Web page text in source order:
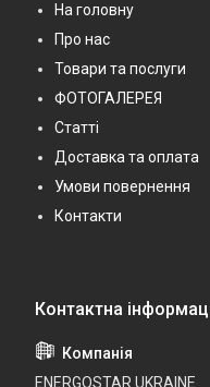
На головну
Про нас
Товари та послуги
ФОТОГАЛЕРЕЯ
Статті
Доставка та оплата
Умови повернення
Контакти
ENERGOSTAR UKRAINE